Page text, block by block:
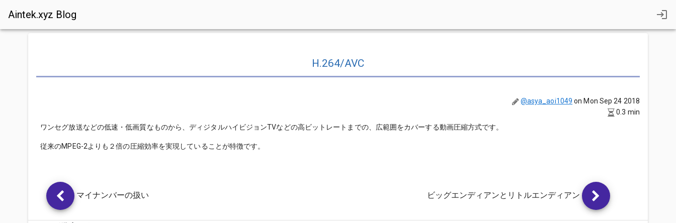
Aintek.xyz Blog
H.264/AVC
@asya_aoi1049 on Mon Sep 24 2018
0.3 min
ワンセグ放送などの低速・低画質なものから、ディジタルハイビジョンTVなどの高ビットレートまでの、広範囲をカバーする動画圧縮方式です。
従来のMPEG-2よりも２倍の圧縮効率を実現していることが特徴です。
マイナンバーの扱い ビッグエンディアンとリトルエンディアン